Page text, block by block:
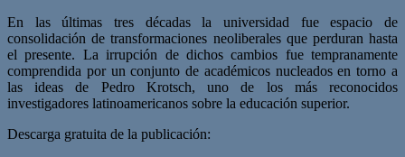
En las últimas tres décadas la universidad fue espacio de
consolidación de transformaciones neoliberales que perduran hasta
el presente. La irrupción de dichos cambios fue tempranamente
comprendida por un conjunto de académicos nucleados en torno a
las ideas de Pedro Krotsch, uno de los más reconocidos
investigadores latinoamericanos sobre la educación superior.
Descarga gratuita de la publicación: